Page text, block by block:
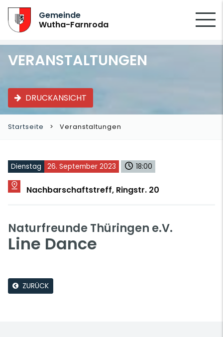
Gemeinde
Wutha-Farnroda
VERANSTALTUNGEN
DRUCKANSICHT
Startseite Veranstaltungen
Dienstag 26. September 2023 18:00
Nachbarschaftstreff, Ringstr. 20
Naturfreunde Thüringen e.V.
Line Dance
ZURÜCK